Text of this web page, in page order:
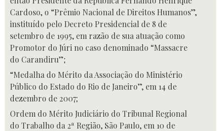
Cardoso, o “Prêmio Nacional de Direitos Humanos”,
instituído pelo Decreto Presidencial de 8 de
setembro de 1995, em razão de sua atuação como
Promotor do Júri no caso denominado “Massacre
do Carandiru”;
“Medalha do Mérito da Associação do Ministério
Público do Estado do Rio de Janeiro”, em 14 de
dezembro de 2007;
Ordem do Mérito Judiciário do Tribunal Regional
do Trabalho da 2ª Região, São Paulo, em 10 de